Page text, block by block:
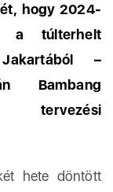
hogy 2024-
a túlterhelt
Jakartából –
Bambang
tervezési
hete döntött